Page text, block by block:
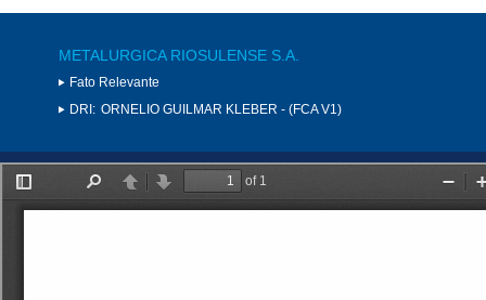
METALURGICA RIOSULENSE S.A.
Fato Relevante
DRI: ORNELIO GUILMAR KLEBER - (FCA V1)